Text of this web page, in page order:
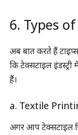
6. Types
अब बात करते हैं
कि टेक्सटाइल
हैं।
a. Textile
अगर आप टेक्सटाइल